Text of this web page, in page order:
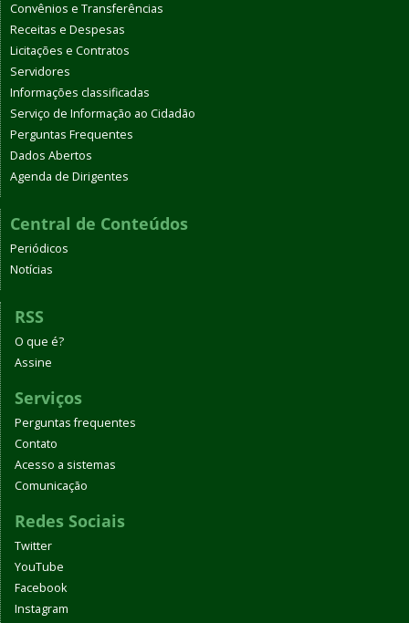
Convênios e Transferências
Receitas e Despesas
Licitações e Contratos
Servidores
Informações classificadas
Serviço de Informação ao Cidadão
Perguntas Frequentes
Dados Abertos
Agenda de Dirigentes
Central de Conteúdos
Periódicos
Notícias
RSS
O que é?
Assine
Serviços
Perguntas frequentes
Contato
Acesso a sistemas
Comunicação
Redes Sociais
Twitter
YouTube
Facebook
Instagram